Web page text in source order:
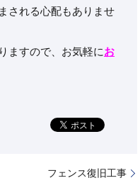
される心配もありませ
ますので、お気軽にお
フェンス復旧工事